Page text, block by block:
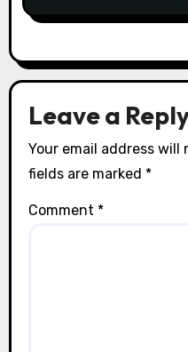
Leave a
Your email address will
fields are marked *
Comment *